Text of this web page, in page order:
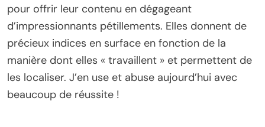
pour offrir leur contenu en dégageant
d’impressionnants pétillements. Elles donnent de
précieux indices en surface en fonction de la
manière dont elles « travaillent » et permettent de
les localiser. J’en use et abuse aujourd’hui avec
beaucoup de réussite !